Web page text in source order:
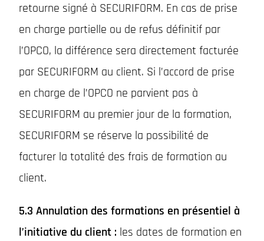
retourne signé à SECURIFORM. En cas de prise
en charge partielle ou de refus définitif par
l’OPCO, la différence sera directement facturée
par SECURIFORM au client. Si l’accord de prise
en charge de l’OPCO ne parvient pas à
SECURIFORM au premier jour de la formation,
SECURIFORM se réserve la possibilité de
facturer la totalité des frais de formation au
client.
5.3 Annulation des formations en présentiel à
l’initiative du client : les dates de formation en